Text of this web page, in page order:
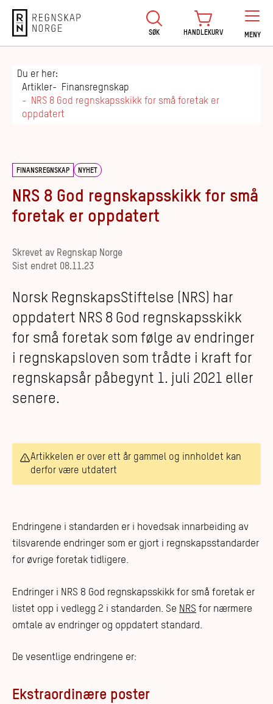
Regnskap Norge
SØK HANDLEKURV MENY
Du er her:
Artikler
Finansregnskap
NRS 8 God regnskapsskikk for små foretak er
oppdatert
FINANSREGNSKAP NYHET
NRS 8 God regnskapsskikk for små
foretak er oppdatert
Skrevet av Regnskap Norge
Sist endret 08.11.23
Norsk RegnskapsStiftelse (NRS) har
oppdatert NRS 8 God regnskapsskikk
for små foretak som følge av endringer
i regnskapsloven som trådte i kraft for
regnskapsår påbegynt 1. juli 2021 eller
senere.
Artikkelen er over ett år gammel og innholdet kan
derfor være utdatert
Endringene i standarden er i hovedsak innarbeiding av
tilsvarende endringer som er gjort i regnskapsstandarder
for øvrige foretak tidligere.
Endringer i NRS 8 God regnskapsskikk for små foretak er
listet opp i vedlegg 2 i standarden. Se NRS for nærmere
omtale av endringer og oppdatert standard.
De vesentlige endringene er:
Ekstraordinære poster